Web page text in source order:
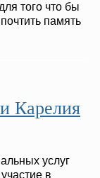
того что бы
память
Карелия
услуг
в